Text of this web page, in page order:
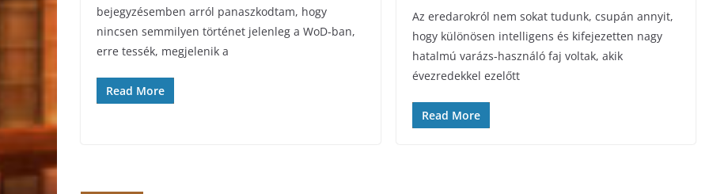
bejegyzésemben arról panaszkodtam, hogy
nincsen semmilyen történet jelenleg a WoD-ban,
erre tessék, megjelenik a
Read More
Az eredarokról nem sokat tudunk, csupán annyit,
hogy különösen intelligens és kifejezetten nagy
hatalmú varázs-használó faj voltak, akik
évezredekkel ezelőtt
Read More